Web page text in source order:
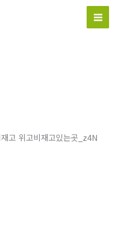
Main
고 위고비재고있는곳_z4N